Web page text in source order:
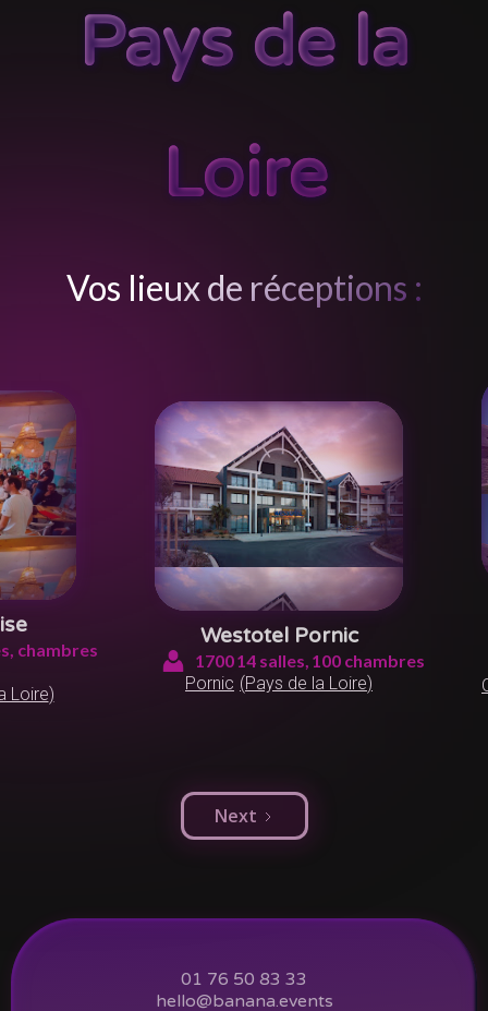
Pays de la
Loire
Vos lieux de réceptions :
chambres
Loire)
Westotel Pornic
170014 salles, 100 chambres
Pornic (Pays de la Loire)
Next
01 76 50 83 33
hello@banana.events